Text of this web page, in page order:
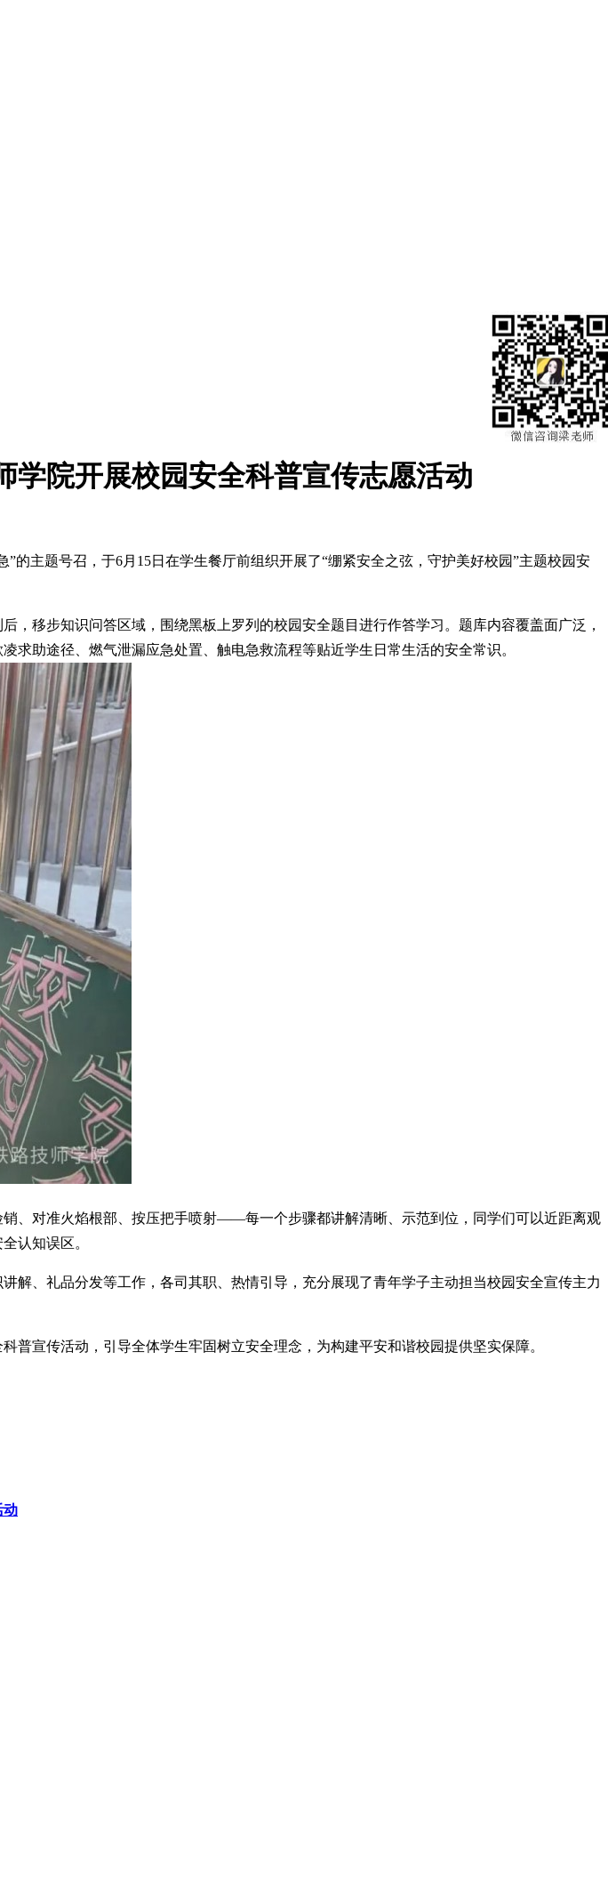
院开展校园安全科普宣传志愿活动
主题号召，于6月15日在学生餐厅前组织开展了“绷紧安全之弦，守护美好校园”主题校园安
移步知识问答区域，围绕黑板上罗列的校园安全题目进行作答学习。题库内容覆盖面广泛，
助途径、燃气泄漏应急处置、触电急救流程等贴近学生日常生活的安全常识。
、对准火焰根部、按压把手喷射——每一个步骤都讲解清晰、示范到位，同学们可以近距离观
认知误区。
解、礼品分发等工作，各司其职、热情引导，充分展现了青年学子主动担当校园安全宣传主力
宣传活动，引导全体学生牢固树立安全理念，为构建平安和谐校园提供坚实保障。
动